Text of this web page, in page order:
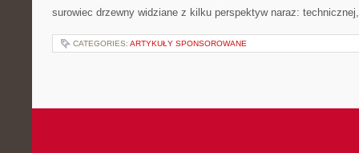
surowiec drzewny widziane z kilku perspektyw naraz:
CATEGORIES: ARTYKUŁY SPONSOROWANE